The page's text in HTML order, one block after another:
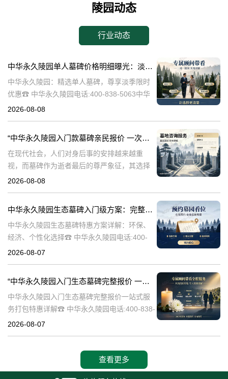
陵园动态
行业动态
中华永久陵园单人墓碑价格明细曝光：淡季下单立省数千，限时优惠深度解析
中华永久陵园：精选单人墓碑，尊享淡季限时
优惠☎ 中华永久陵园电话:400-838-5063中华
永久陵园，作为国内知名的陵园品牌，始终以
2026-08-08
“中华永久陵园入门款墓碑亲民报价 一次性付清享折上折：超值优惠与便捷选择的完美结合”
在现代社会，人们对身后事的安排越来越重
视，而墓碑作为逝者最后的尊严象征，其选择
与设计也变得尤为重要。中华永久陵园作为中
和
2026-08-08
中华永久陵园生态墓碑入门级方案：完整报价与一站式服务打包特惠解析
中华永久陵园生态墓碑特惠方案详解：环保、
经济、个性化选择☎ 中华永久陵园电话:400-
838-5063随着人们对身后事的关注度提升，选
2026-08-07
“中华永久陵园入门生态墓碑完整报价 一站式服务打包特惠详解”
中华永久陵园入门生态墓碑完整报价一站式服
务打包特惠详解☎ 中华永久陵园电话:400-838-
5063中华永久陵园作为国内知名的陵园之一，
2026-08-07
查看更多